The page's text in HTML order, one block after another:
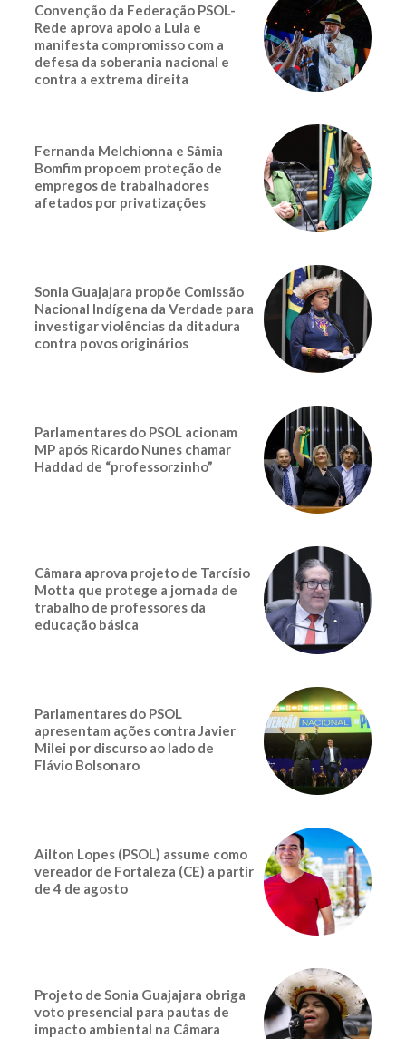
Convenção da Federação PSOL-
Rede aprova apoio a Lula e
manifesta compromisso com a
defesa da soberania nacional e
contra a extrema direita
Fernanda Melchionna e Sâmia
Bomfim propoem proteção de
empregos de trabalhadores
afetados por privatizações
Sonia Guajajara propõe Comissão
Nacional Indígena da Verdade para
investigar violências da ditadura
contra povos originários
Parlamentares do PSOL acionam
MP após Ricardo Nunes chamar
Haddad de “professorzinho”
Câmara aprova projeto de Tarcísio
Motta que protege a jornada de
trabalho de professores da
educação básica
Parlamentares do PSOL
apresentam ações contra Javier
Milei por discurso ao lado de
Flávio Bolsonaro
Ailton Lopes (PSOL) assume como
vereador de Fortaleza (CE) a partir
de 4 de agosto
Projeto de Sonia Guajajara obriga
voto presencial para pautas de
impacto ambiental na Câmara